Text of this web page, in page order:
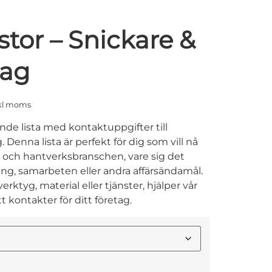
– Snickare &
moms
lista med kontaktuppgifter till
Denna lista är perfekt för dig som vill nå
hantverksbranschen, vare sig det
samarbeten eller andra affärsändamål.
material eller tjänster, hjälper vår
kontakter för ditt företag.